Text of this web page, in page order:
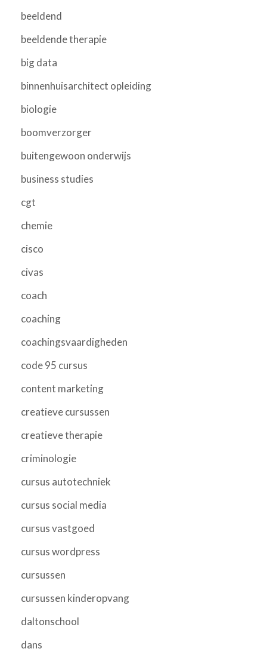
beeldend
beeldende therapie
big data
binnenhuisarchitect opleiding
biologie
boomverzorger
buitengewoon onderwijs
business studies
cgt
chemie
cisco
civas
coach
coaching
coachingsvaardigheden
code 95 cursus
content marketing
creatieve cursussen
creatieve therapie
criminologie
cursus autotechniek
cursus social media
cursus vastgoed
cursus wordpress
cursussen
cursussen kinderopvang
daltonschool
dans